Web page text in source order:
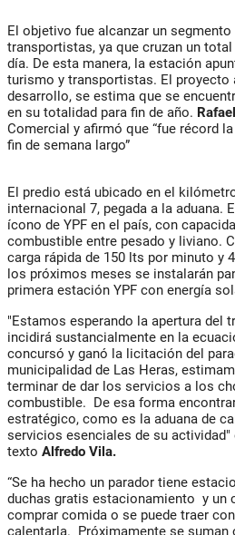
El objetivo fue alcanzar un
transportistas, ya que cruzan un
día. De esta manera, la estación
turismo y transportistas. El proyecto
desarrollo, se estima que se
en su totalidad para fin de año. Rafael
Comercial y afirmó que “fue récord
fin de semana largo”
El predio está ubicado en el
internacional 7, pegada a la aduana.
ícono de YPF en el país, con
combustible entre pesado y liviano.
carga rápida de 150 lts por minuto y
los próximos meses se instalarán
primera estación YPF con energía
"Estamos esperando la apertura del
incidirá sustancialmente en la
concursó y ganó la licitación del
municipalidad de Las Heras,
terminar de dar los servicios a los
combustible. De esa forma
estratégico, como es la aduana de
servicios esenciales de su actividad"
texto Alfredo Vila.
“Se ha hecho un parador tiene
duchas gratis estacionamiento y un
comprar comida o se puede traer
calentarla. Próximamente se suman